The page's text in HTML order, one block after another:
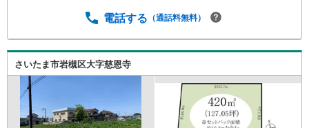
電話する （通話料無料）
さいたま市岩槻区大字慈恩寺